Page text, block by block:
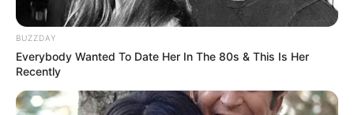
Ketika Cinta
Memanggilmu
BUZZDAY
Everybody Wanted To Date Her In The 80s & This Is Her
Recently